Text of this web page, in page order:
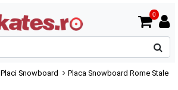
0
Placi Snowboard
Placa Snowboard Rome Stale